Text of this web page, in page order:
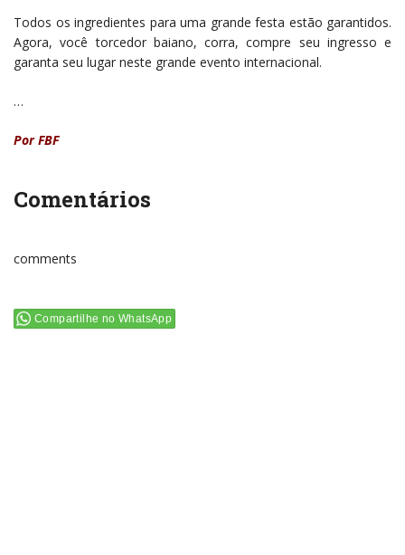
Todos os ingredientes para uma grande festa estão garantidos.
Agora, você torcedor baiano, corra, compre seu ingresso e
garanta seu lugar neste grande evento internacional.
…
Por FBF
Comentários
comments
Compartilhe no WhatsApp